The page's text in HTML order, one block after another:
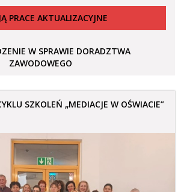
PRACE AKTUALIZACYJNE
W SPRAWIE DORADZTWA
ZAWODOWEGO
SZKOLEŃ „MEDIACJE W OŚWIACIE”